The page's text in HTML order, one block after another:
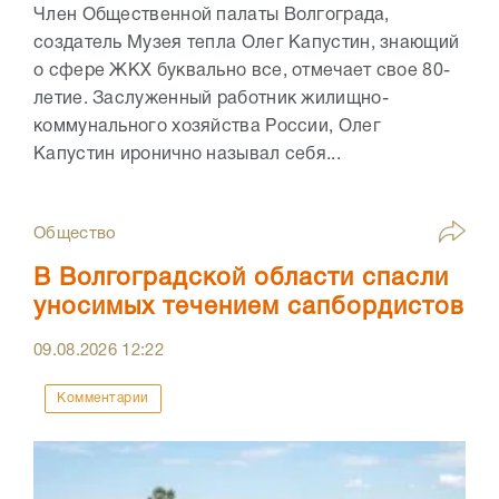
Член Общественной палаты Волгограда,
создатель Музея тепла Олег Капустин, знающий
о сфере ЖКХ буквально все, отмечает свое 80-
летие. Заслуженный работник жилищно-
коммунального хозяйства России, Олег
Капустин иронично называл себя...
Общество
В Волгоградской области спасли
уносимых течением сапбордистов
09.08.2026 12:22
Комментарии